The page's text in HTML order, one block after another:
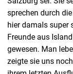
sprechen durch
hier damals super
Freunde aus
gewesen. Man
zeigte sie uns